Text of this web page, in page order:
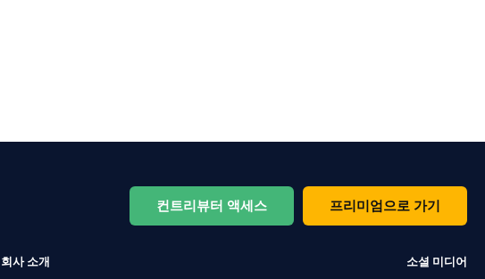
컨트리뷰터 액세스 프리미엄으로 가기
회사 소개 소셜 미디어